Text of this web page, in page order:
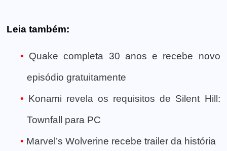
Leia também:
Quake completa 30 anos e recebe novo
episódio gratuitamente
Konami revela os requisitos de Silent Hill:
Townfall para PC
Marvel’s Wolverine recebe trailer da história